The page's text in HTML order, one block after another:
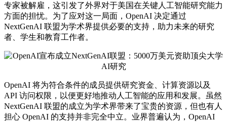
专家被解雇，这引发了外界对于美国在关键人工智能研究能力
方面的担忧。为了应对这一局面，OpenAI 决定通过
NextGenAI 联盟为学术界提供必要的支持，助力未来的研究
者、学生和教育工作者。
OpenAI 将为符合条件的成员提供研究资金、计算资源以及
API 访问权限，以便更好地推动人工智能的应用和发展。虽然
NextGenAI 联盟的成立为学术界带来了宝贵的资源，但也有人
担心 OpenAI 的支持并非完全中立。业界普遍认为，OpenAI